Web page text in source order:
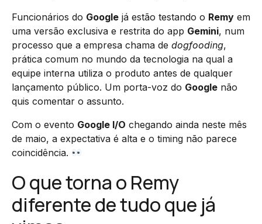
Funcionários do Google já estão testando o Remy em
uma versão exclusiva e restrita do app Gemini, num
processo que a empresa chama de dogfooding,
prática comum no mundo da tecnologia na qual a
equipe interna utiliza o produto antes de qualquer
lançamento público. Um porta-voz do Google não
quis comentar o assunto.
Com o evento Google I/O chegando ainda neste mês
de maio, a expectativa é alta e o timing não parece
coincidência.
O que torna o Remy
diferente de tudo que já